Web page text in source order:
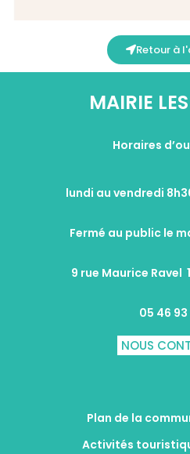
Retour à
MAIRIE
Horaires
lundi au vendredi
Fermé au public le
9 rue Maurice Ravel
05 46 93
NOUS
Plan de la
Activités